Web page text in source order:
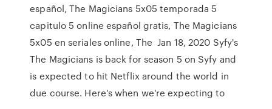
español, The Magicians 5x05 temporada 5
capitulo 5 online español gratis, The Magicians
5x05 en seriales online, The Jan 18, 2020 Syfy's
The Magicians is back for season 5 on Syfy and
is expected to hit Netflix around the world in
due course. Here's when we're expecting to